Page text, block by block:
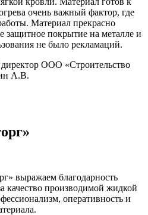
очень важный фактор, где
Материал прекрасно
защитное покрытие на металле и
не было рекламаций.
ООО «Строительство
А.В.
выражаем благодарность
производимой жидкой
оперативность и